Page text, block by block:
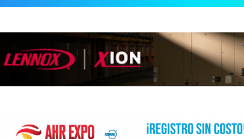
INFORMACIÓN
HVAC/R